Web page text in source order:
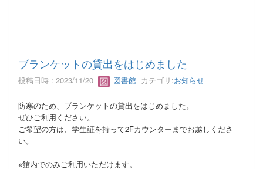
ブランケットの貸出をはじめました
投稿日時 : 2023/11/20 図書館 カテゴリ:お知らせ
防寒のため、ブランケットの貸出をはじめました。
ぜひご利用ください。
ご希望の方は、学生証を持って2Fカウンターまでお越しくださ
い。
※館内でのみご利用いただけます。